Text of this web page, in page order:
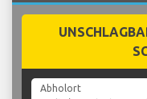
Abholort